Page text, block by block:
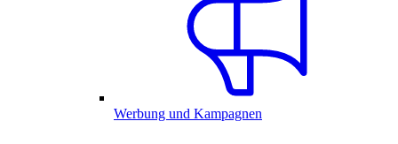
Werbung und Kampagnen